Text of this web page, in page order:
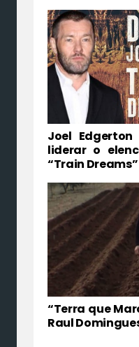
Joel
liderar o
“Train Dreams”
“Terra que
Raul